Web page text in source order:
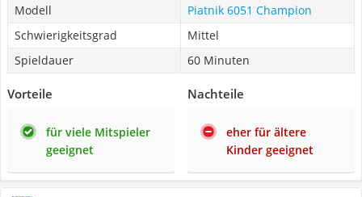
Modell
Piatnik 6051 Champion
Schwierigkeitsgrad
Mittel
Spieldauer
60 Minuten
Vorteile
für viele Mitspieler
geeignet
Nachteile
eher für ältere
Kinder geeignet